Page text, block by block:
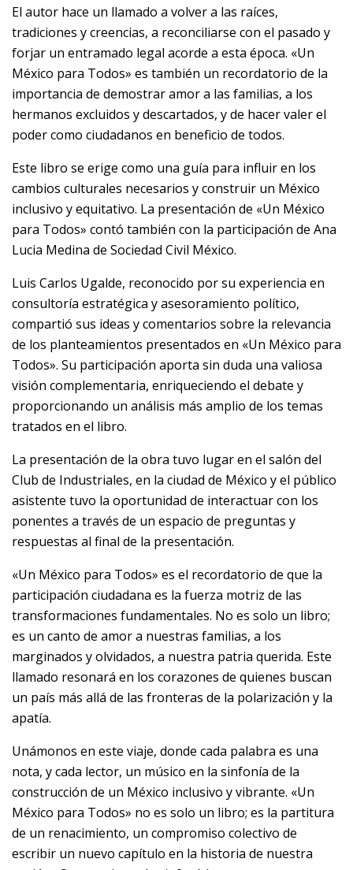
El autor hace un llamado a volver a las raíces,
tradiciones y creencias, a reconciliarse con el pasado y
forjar un entramado legal acorde a esta época. «Un
México para Todos» es también un recordatorio de la
importancia de demostrar amor a las familias, a los
hermanos excluidos y descartados, y de hacer valer el
poder como ciudadanos en beneficio de todos.
Este libro se erige como una guía para influir en los
cambios culturales necesarios y construir un México
inclusivo y equitativo. La presentación de «Un México
para Todos» contó también con la participación de Ana
Lucia Medina de Sociedad Civil México.
Luis Carlos Ugalde, reconocido por su experiencia en
consultoría estratégica y asesoramiento político,
compartió sus ideas y comentarios sobre la relevancia
de los planteamientos presentados en «Un México para
Todos». Su participación aporta sin duda una valiosa
visión complementaria, enriqueciendo el debate y
proporcionando un análisis más amplio de los temas
tratados en el libro.
La presentación de la obra tuvo lugar en el salón del
Club de Industriales, en la ciudad de México y el público
asistente tuvo la oportunidad de interactuar con los
ponentes a través de un espacio de preguntas y
respuestas al final de la presentación.
«Un México para Todos» es el recordatorio de que la
participación ciudadana es la fuerza motriz de las
transformaciones fundamentales. No es solo un libro;
es un canto de amor a nuestras familias, a los
marginados y olvidados, a nuestra patria querida. Este
llamado resonará en los corazones de quienes buscan
un país más allá de las fronteras de la polarización y la
apatía.
Unámonos en este viaje, donde cada palabra es una
nota, y cada lector, un músico en la sinfonía de la
construcción de un México inclusivo y vibrante. «Un
México para Todos» no es solo un libro; es la partitura
de un renacimiento, un compromiso colectivo de
escribir un nuevo capítulo en la historia de nuestra